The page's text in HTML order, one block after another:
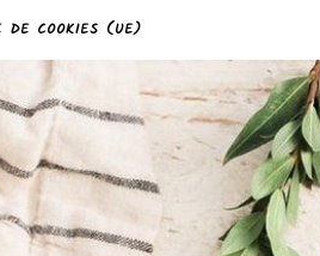
DE COOKIES (UE)